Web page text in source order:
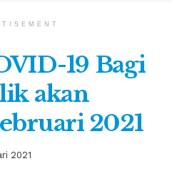
19 Bagi
akan
2021
2021